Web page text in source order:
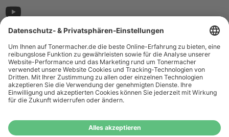
¹ Nur gültig für den Versand innerhalb Deutschlands. Befindet sich ein Warenwert
von mindestens 35€ (inkl. Mwst.) an Ampertec Artikeln in Ihrem Warenkorb, ist der
Versand für Sie kostenfrei.